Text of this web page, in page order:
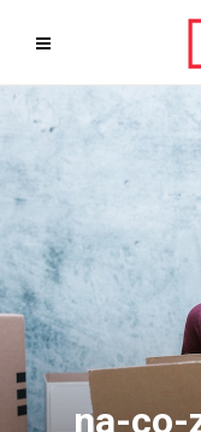
na-co-